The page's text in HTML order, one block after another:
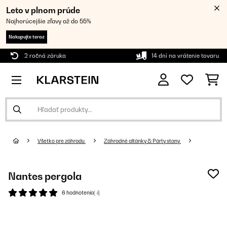
Leto v plnom prúde
Najhorúcejšie zľavy až do 55%
Nakupujte teraz
2 ročná záruka 14 dní na vrátenie tovaru
Všetko pre záhradu Záhradné altánky & Párty stany
Nantes pergola
6 hodnotenia(-í)